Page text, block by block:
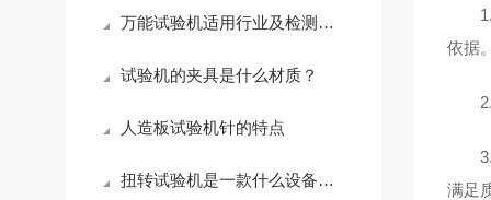
万能试验机适用行业及检测场景详解
试验机的夹具是什么材质？
人造板试验机针的特点
扭转试验机是一款什么设备？适用哪些行业场景？
依据
满足